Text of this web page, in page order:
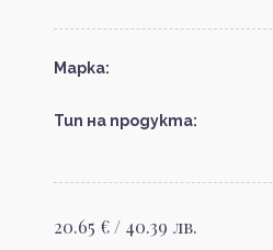
Марка:
Тип на продукта:
20.65 € / 40.39 лв.